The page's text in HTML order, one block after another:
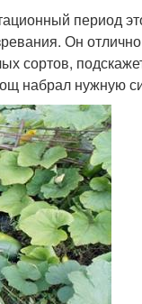
период
Он
сортов,
набрал нужную